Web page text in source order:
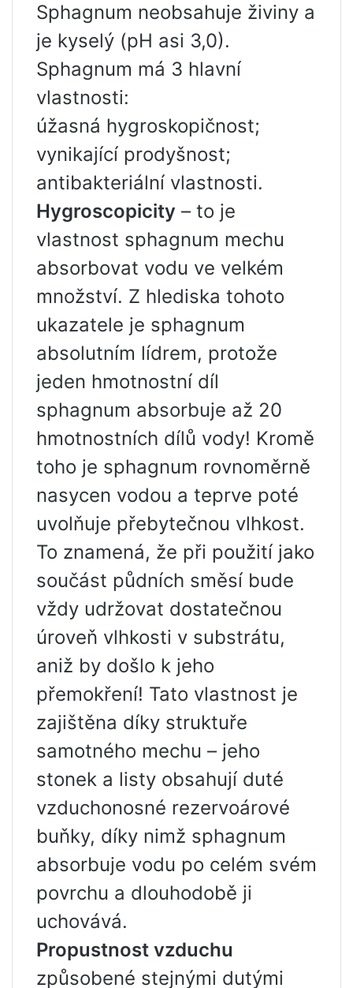
Sphagnum neobsahuje živiny a
je kyselý (pH asi 3,0).
Sphagnum má 3 hlavní
vlastnosti:
úžasná hygroskopičnost;
vynikající prodyšnost;
antibakteriální vlastnosti.
Hygroscopicity – to je
vlastnost sphagnum mechu
absorbovat vodu ve velkém
množství. Z hlediska tohoto
ukazatele je sphagnum
absolutním lídrem, protože
jeden hmotnostní díl
sphagnum absorbuje až 20
hmotnostních dílů vody! Kromě
toho je sphagnum rovnoměrně
nasycen vodou a teprve poté
uvolňuje přebytečnou vlhkost.
To znamená, že při použití jako
součást půdních směsí bude
vždy udržovat dostatečnou
úroveň vlhkosti v substrátu,
aniž by došlo k jeho
přemokření! Tato vlastnost je
zajištěna díky struktuře
samotného mechu – jeho
stonek a listy obsahují duté
vzduchonosné rezervoárové
buňky, díky nimž sphagnum
absorbuje vodu po celém svém
povrchu a dlouhodobě ji
uchovává.
Propustnost vzduchu
způsobené stejnými dutými